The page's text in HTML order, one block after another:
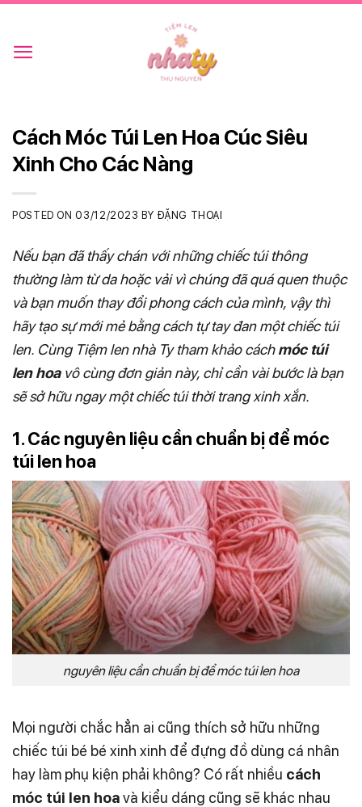
content
Cách Móc Túi Len Hoa Cúc Siêu
Xinh Cho Các Nàng
POSTED ON 03/12/2023 BY ĐẶNG THOẠI
Nếu bạn đã thấy chán với những chiếc túi thông
thường làm từ da hoặc vải vì chúng đã quá quen thuộc
và bạn muốn thay đổi phong cách của mình, vậy thì
hãy tạo sự mới mẻ bằng cách tự tay đan một chiếc túi
len. Cùng Tiệm len nhà Ty tham khảo cáchmóc túi
len hoavô cùng đơn giản này, chỉ cần vài bước là bạn
sẽ sở hữu ngay một chiếc túi thời trang xinh xắn.
1. Các nguyên liệu cần chuẩn bị để móc
túi len hoa
nguyên liệu cần chuẩn bị để móc túi len hoa
Mọi người chắc hẳn ai cũng thích sở hữu những
chiếc túi bé bé xinh xinh để đựng đồ dùng cá nhân
hay làm phụ kiện phải không? Có rất nhiều cách
móc túi len hoavà kiểu dáng cũng sẽ khác nhau